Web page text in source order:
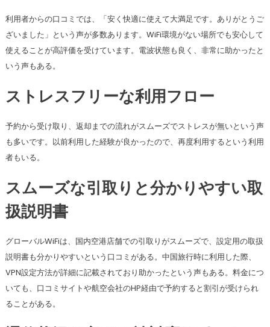
利用者からの口コミでは、「安く快適に使えて大満足です。ありがとうご
ざいました」という声が多数あります。WiFi環境がない場所でも安心して
使えることが高評価を受けています。電波状態も良く、非常に助かったと
いう声もある。
ストレスフリーな利用フロー
予約から受け取り、返却までの流れがスムーズでストレスが無いという声
も多いです。以前利用した経験が良かったので、再度利用するという利用
者もいる。
スムーズな引取りと分かりやすい取
扱説明書
グローバルWiFiは、国内空港店舗での引取りがスムーズで、設定用の取扱
説明書も分かりやすいという口コミがある。中国旅行時に利用した際、
VPN設定方法が詳細に記載されており助かったという声もある。料金につ
いても、口コミサイトや航空会社のHP経由で予約すると割引が受けられ
ることがある。